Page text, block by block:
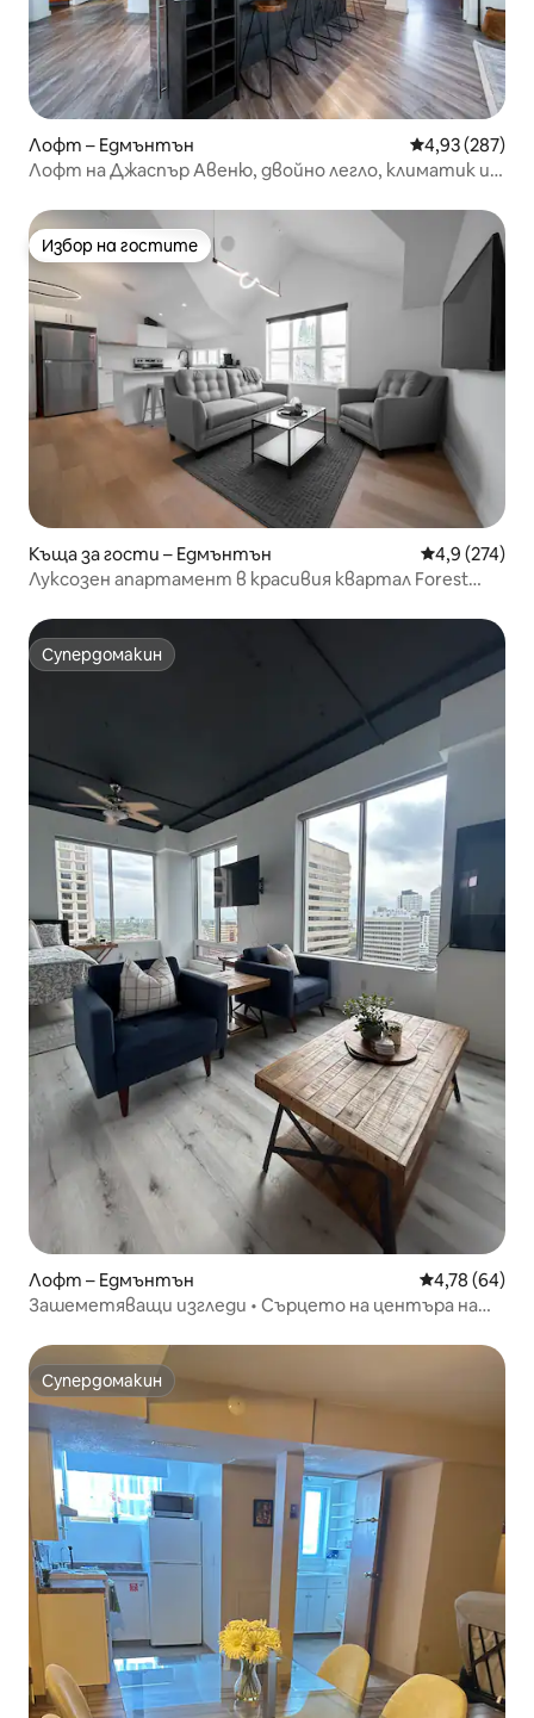
Лофт – Едмънтън Средна
4,93 (287)
Лофт на Джаспър Авеню, двойно легло, климатик и
Избор на гостите
Избор на гостите
Къща за гости – Едмънтън Средна
4,9 (274)
Луксозен апартамент в красивия квартал Forest
Супердомакин
Супердомакин
Лофт – Едмънтън Средна
4,78 (64)
Зашеметяващи изгледи • Сърцето на центъра на
Супердомакин
Супердомакин